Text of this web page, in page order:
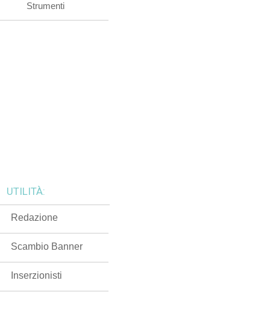
Strumenti
UTILITÀ:
Redazione
Scambio Banner
Inserzionisti